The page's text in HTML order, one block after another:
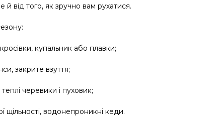
й від того, як зручно вам рухатися.
купальник або плавки;
закрите взуття;
черевики і пуховик;
водонепроникні кеди.